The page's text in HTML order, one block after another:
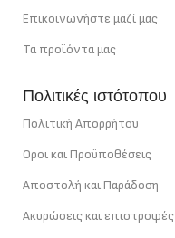
Επικοινωνήστε μαζί μας
Τα προϊόντα μας
Πολιτικές ιστότοπου
Πολιτική Απορρήτου
Οροι και Προϋποθέσεις
Αποστολή και Παράδοση
Ακυρώσεις και επιστροφές